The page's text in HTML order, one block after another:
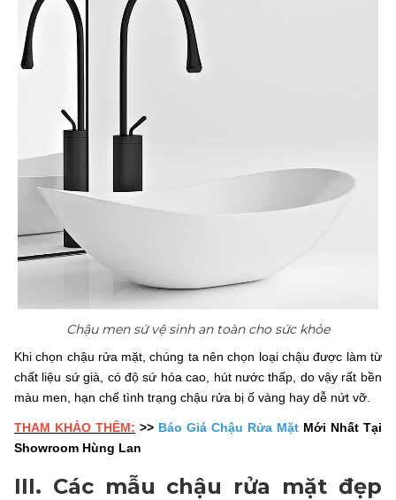
Chậu men sứ vệ sinh an toàn cho sức khỏe
Khi chọn chậu rửa mặt, chúng ta nên chọn loại chậu được làm từ
chất liệu sứ già, có độ sứ hóa cao, hút nước thấp, do vậy rất bền
màu men, hạn chế tình trạng chậu rửa bị ố vàng hay dễ nứt vỡ.
THAM KHẢO THÊM: >> Báo Giá Chậu Rửa MặtMới Nhất Tại
Showroom Hùng Lan
III. Các mẫu chậu rửa mặt đẹp